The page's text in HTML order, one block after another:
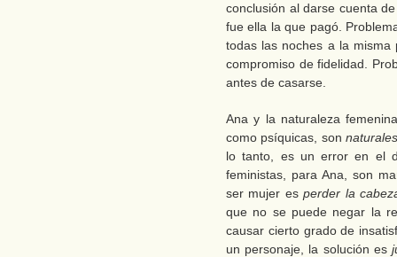
conclusión al darse cuenta
fue ella la que pagó.
todas las noches a la
compromiso de fidelidad.
antes de casarse.
Ana y la naturaleza
como psíquicas, son
lo tanto, es un error en el
feministas, para Ana, son
ser mujer esperder la
que no se puede negar la
causar cierto grado de
un personaje, la solución es